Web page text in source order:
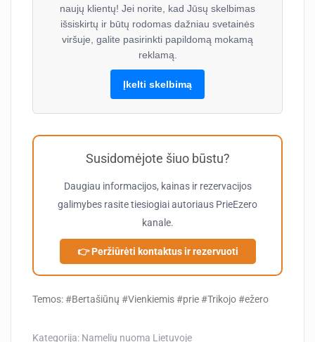
naujų klientų! Jei norite, kad Jūsų skelbimas
išsiskirtų ir būtų rodomas dažniau svetainės
viršuje, galite pasirinkti papildomą mokamą
reklamą.
Įkelti skelbimą
Susidomėjote šiuo būstu?
Daugiau informacijos, kainas ir rezervacijos
galimybes rasite tiesiogiai autoriaus PrieEzero
kanale.
👉 Peržiūrėti kontaktus ir rezervuoti
Temos: #Bertašiūnų #Vienkiemis #prie #Trikojo #ežero
Kategorija: Namelių nuoma Lietuvoje